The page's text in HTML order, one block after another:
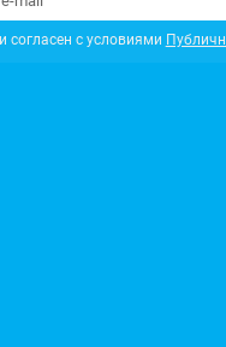
согласен с условиями